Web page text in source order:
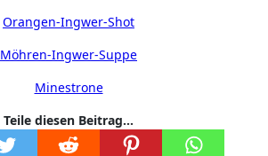
Orangen-Ingwer-Shot
Möhren-Ingwer-Suppe
Minestrone
Teile diesen Beitrag...